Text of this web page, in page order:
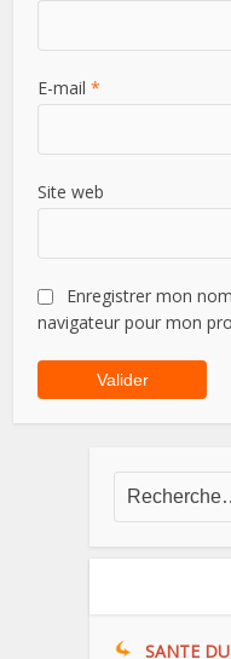
E-mail*
Site web
Enregistrer mon
navigateur pour mon
SANTE